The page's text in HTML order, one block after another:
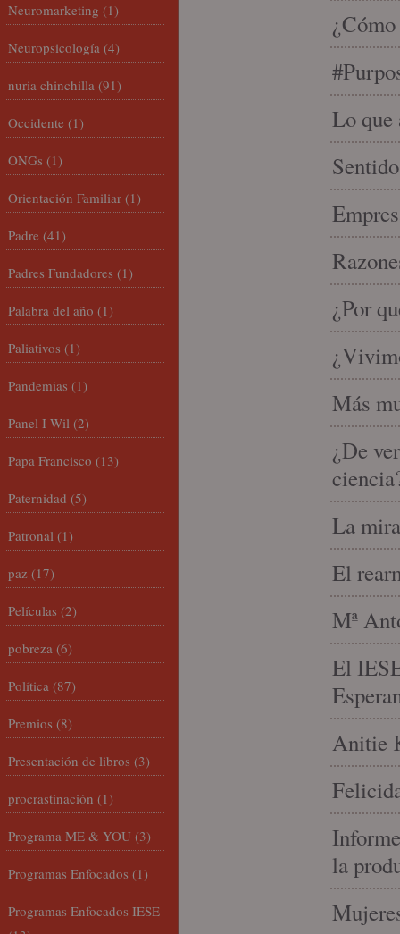
Lo que
¿Por
Más
¿De
La
El
Mª
El
Anitie
la
Neuromarketing (1)
Neuropsicología (4)
nuria chinchilla (91)
Occidente (1)
ONGs (1)
Orientación Familiar (1)
Padre (41)
Padres Fundadores (1)
Palabra del año (1)
Paliativos (1)
Pandemias (1)
Panel I-Wil (2)
Papa Francisco (13)
Paternidad (5)
Patronal (1)
paz (17)
Películas (2)
pobreza (6)
Política (87)
Premios (8)
Presentación de libros (3)
procrastinación (1)
Programa ME & YOU (3)
Programas Enfocados (1)
Programas Enfocados IESE